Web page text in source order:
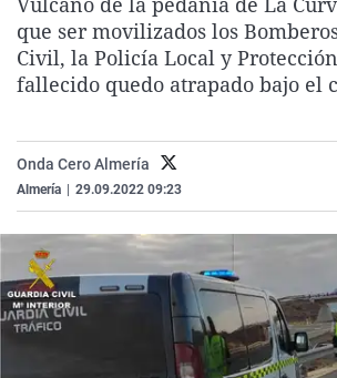
que ser movilizados los
Civil, la Policía Local y
fallecido quedo atrapado bajo el
Onda Cero Almería
Almería 29.09.2022 09:23